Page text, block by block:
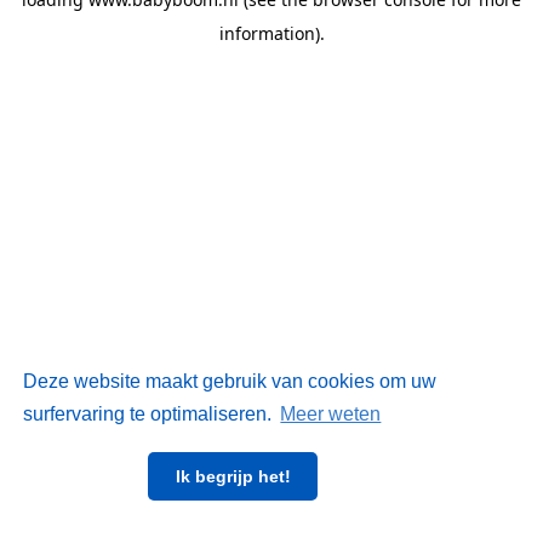
Deze website maakt gebruik van cookies om uw
surfervaring te optimaliseren. Meer weten
Ik begrijp het!
information).